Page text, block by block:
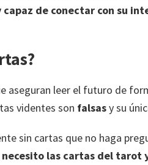
capaz de conectar con su
aseguran leer el futuro de
videntes son falsasy su
sin cartas que no haga
necesito las cartas del tarot